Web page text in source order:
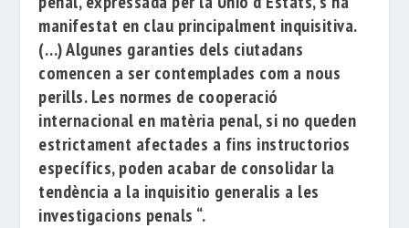
manifestat en clau principalment inquisitiva.
(…) Algunes garanties dels ciutadans
comencen a ser contemplades com a nous
perills. Les normes de cooperació
internacional en matèria penal, si no queden
estrictament afectades a fins instructorios
específics, poden acabar de consolidar la
tendència a la inquisitio generalis a les
investigacions penals “.